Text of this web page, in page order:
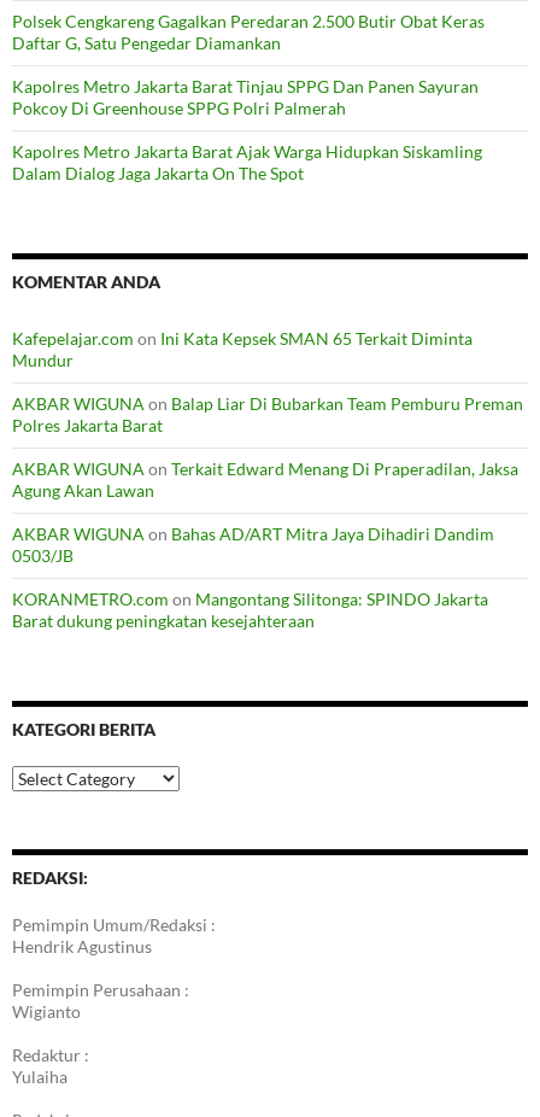
Polsek Cengkareng Gagalkan Peredaran 2.500 Butir Obat Keras
Daftar G, Satu Pengedar Diamankan
Kapolres Metro Jakarta Barat Tinjau SPPG Dan Panen Sayuran
Pokcoy Di Greenhouse SPPG Polri Palmerah
Kapolres Metro Jakarta Barat Ajak Warga Hidupkan Siskamling
Dalam Dialog Jaga Jakarta On The Spot
KOMENTAR ANDA
Kafepelajar.com on Ini Kata Kepsek SMAN 65 Terkait Diminta
Mundur
AKBAR WIGUNA on Balap Liar Di Bubarkan Team Pemburu Preman
Polres Jakarta Barat
AKBAR WIGUNA on Terkait Edward Menang Di Praperadilan, Jaksa
Agung Akan Lawan
AKBAR WIGUNA on Bahas AD/ART Mitra Jaya Dihadiri Dandim
0503/JB
KORANMETRO.com on Mangontang Silitonga: SPINDO Jakarta
Barat dukung peningkatan kesejahteraan
KATEGORI BERITA
Kategori
Berita
REDAKSI:
Pemimpin Umum/Redaksi :
Hendrik Agustinus
Pemimpin Perusahaan :
Wigianto
Redaktur :
Yulaiha